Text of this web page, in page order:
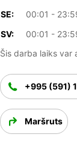
SE:
00:01 -
SV:
00:01 -
Šis darba laiks var
+995 (591)
Maršruts